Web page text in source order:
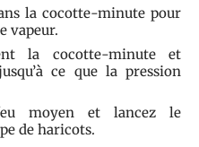
la cocotte-minute pour
vapeur.
la cocotte-minute et
ce que la pression
moyen et lancez le
de haricots.